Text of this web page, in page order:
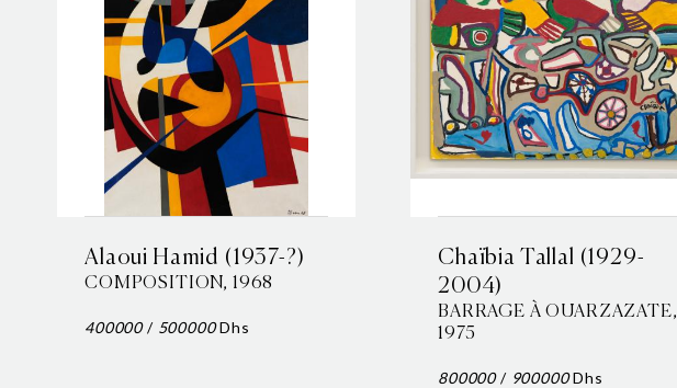
Alaoui Hamid (1937-?)
COMPOSITION, 1968
400000/ 500000Dhs
Chaïbia Tallal (1929-
2004)
BARRAGE À OUARZAZATE,
1975
800000/ 900000Dhs